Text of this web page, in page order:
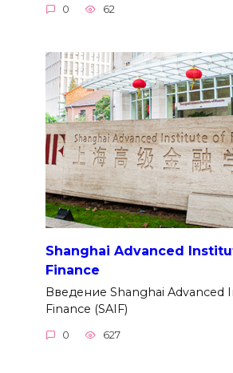
0 62
Shanghai Advanced
Finance
Введение Shanghai Advanced
Finance (SAIF)
0 627